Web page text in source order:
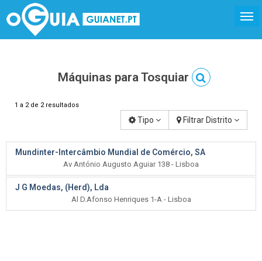
Máquinas para Tosquiar
1 a 2 de 2 resultados
Tipo Filtrar Distrito
Mundinter-Intercâmbio Mundial de Comércio, SA
Av António Augusto Aguiar 138 - Lisboa
J G Moedas, (Herd), Lda
Al D.Afonso Henriques 1-A - Lisboa